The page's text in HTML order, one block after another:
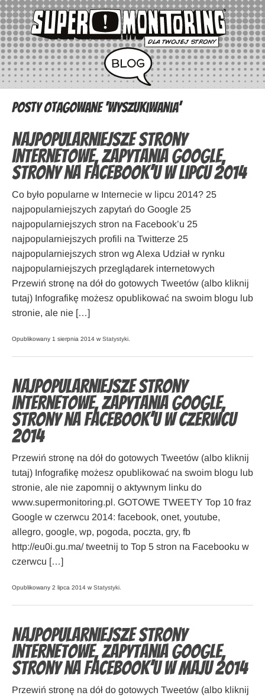
Posty otagowane ‘wyszukiwania’
Najpopularniejsze strony
internetowe, zapytania Google,
strony na Facebook’u w lipcu 2014
Co było popularne w Internecie w lipcu 2014? 25
najpopularniejszych zapytań do Google 25
najpopularniejszych stron na Facebook’u 25
najpopularniejszych profili na Twitterze 25
najpopularniejszych stron wg Alexa Udział w rynku
najpopularniejszych przeglądarek internetowych
Przewiń stronę na dół do gotowych Tweetów (albo kliknij
tutaj) Infografikę możesz opublikować na swoim blogu lub
stronie, ale nie […]
Opublikowany 1 sierpnia 2014 w Statystyki
Najpopularniejsze strony
internetowe, zapytania Google,
strony na Facebook’u w czerwcu
2014
Przewiń stronę na dół do gotowych Tweetów (albo kliknij
tutaj) Infografikę możesz opublikować na swoim blogu lub
stronie, ale nie zapomnij o aktywnym linku do
www.supermonitoring.pl. GOTOWE TWEETY Top 10 fraz
Google w czerwcu 2014: facebook, onet, youtube,
allegro, google, wp, pogoda, poczta, gry, fb
http://eu0i.gu.ma/ tweetnij to Top 5 stron na Facebooku w
czerwcu […]
Opublikowany 2 lipca 2014 w Statystyki
Najpopularniejsze strony
internetowe, zapytania Google,
strony na Facebook’u w maju 2014
Przewiń stronę na dół do gotowych Tweetów (albo kliknij